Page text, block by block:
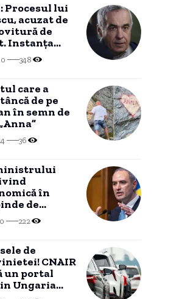
Procesul lui
acuzat de
de
Instanța
decizia
348
care a
de pe
în semn de
36
în
de
III și
222
de
CNAIR
un portal
Ungaria